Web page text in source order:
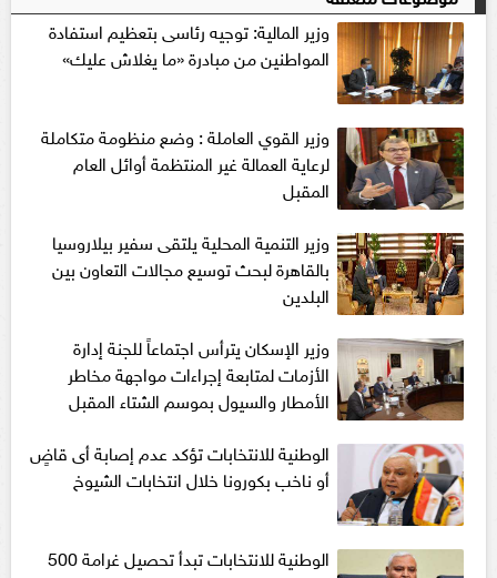
وزير المالية: توجيه رئاسى بتعظيم استفادة
المواطنين من مبادرة «ما يغلاش عليك»
وزير القوي العاملة : وضع منظومة متكاملة
لرعاية العمالة غير المنتظمة أوائل العام
المقبل
وزير التنمية المحلية يلتقى سفير بيلاروسيا
بالقاهرة لبحث توسيع مجالات التعاون بين
البلدين
وزير الإسكان يترأس اجتماعاً للجنة إدارة
الأزمات لمتابعة إجراءات مواجهة مخاطر
الأمطار والسيول بموسم الشتاء المقبل
الوطنية للانتخابات تؤكد عدم إصابة أى قاضٍ
أو ناخب بكورونا خلال انتخابات الشيوخ
الوطنية للانتخابات تبدأ تحصيل غرامة 500